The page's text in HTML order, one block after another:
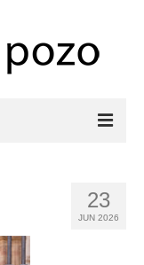
23
JUN 2026